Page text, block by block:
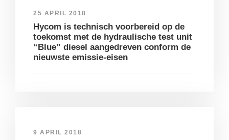
25 APRIL 2018
Hycom is technisch voorbereid op de
toekomst met de hydraulische test unit
“Blue” diesel aangedreven conform de
nieuwste emissie-eisen
9 APRIL 2018